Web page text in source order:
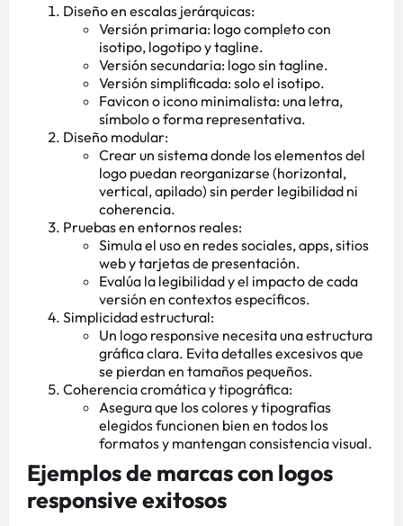
Diseño en escalas jerárquicas:
Versión primaria: logo completo con
isotipo, logotipo y tagline.
Versión secundaria: logo sin tagline.
Versión simplificada: solo el isotipo.
Favicon o icono minimalista: una letra,
símbolo o forma representativa.
Diseño modular:
Crear un sistema donde los elementos del
logo puedan reorganizarse (horizontal,
vertical, apilado) sin perder legibilidad ni
coherencia.
Pruebas en entornos reales:
Simula el uso en redes sociales, apps, sitios
web y tarjetas de presentación.
Evalúa la legibilidad y el impacto de cada
versión en contextos específicos.
Simplicidad estructural:
Un logo responsive necesita una estructura
gráfica clara. Evita detalles excesivos que
se pierdan en tamaños pequeños.
Coherencia cromática y tipográfica:
Asegura que los colores y tipografías
elegidos funcionen bien en todos los
formatos y mantengan consistencia visual.
Ejemplos de marcas con logos
responsive exitosos